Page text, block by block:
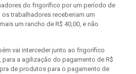
do frigorífico por um período de
trabalhadores receberiam um
um rancho de R$ 40,00, e não
vai interceder junto ao frigorífico
para a agilização do pagamento de R$
de produtos para o pagamento de